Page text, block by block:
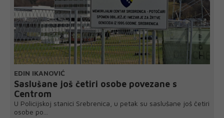
EDIN IKANOVIĆ
Saslušane još četiri osobe povezane s
Centrom
U Policijskoj stanici Srebrenica, u petak su saslušane još četiri
osobe po...